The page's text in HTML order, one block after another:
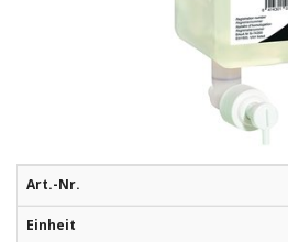
Art.-Nr.
Einheit